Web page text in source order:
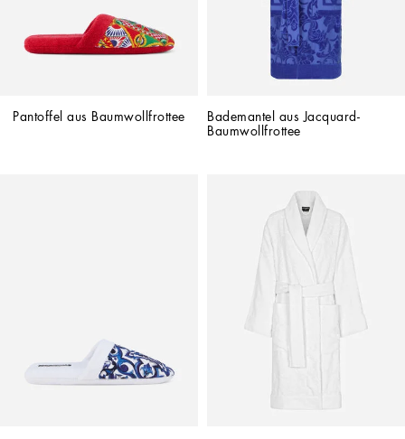
Pantoffel aus Baumwollfrottee
Bademantel aus Jacquard-
Baumwollfrottee